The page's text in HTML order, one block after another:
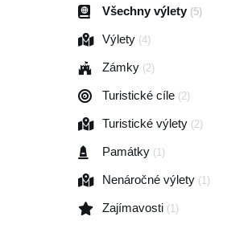
Všechny výlety (5)
Výlety (4)
Zámky (2)
Turistické cíle (2)
Turistické výlety (2)
Památky (1)
Nenáročné výlety (1)
Zajímavosti (1)